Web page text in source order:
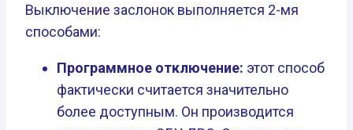
Выключение заслонок выполняется 2-мя
способами:
Программное отключение: этот способ
фактически считается значительно
более доступным. Он производится